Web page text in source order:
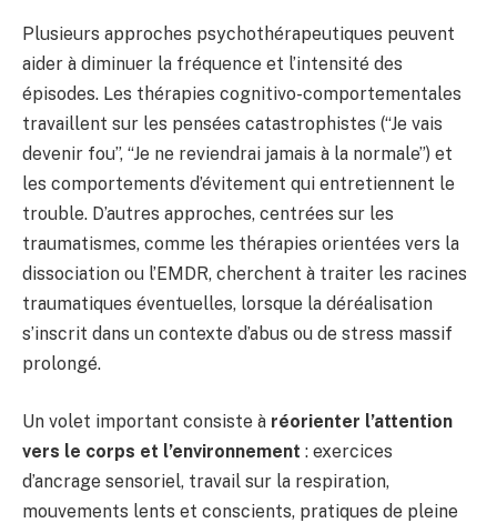
Plusieurs approches psychothérapeutiques peuvent
aider à diminuer la fréquence et l’intensité des
épisodes. Les thérapies cognitivo-comportementales
travaillent sur les pensées catastrophistes (“Je vais
devenir fou”, “Je ne reviendrai jamais à la normale”) et
les comportements d’évitement qui entretiennent le
trouble. D’autres approches, centrées sur les
traumatismes, comme les thérapies orientées vers la
dissociation ou l’EMDR, cherchent à traiter les racines
traumatiques éventuelles, lorsque la déréalisation
s’inscrit dans un contexte d’abus ou de stress massif
prolongé.
Un volet important consiste à réorienter l’attention
vers le corps et l’environnement : exercices
d’ancrage sensoriel, travail sur la respiration,
mouvements lents et conscients, pratiques de pleine